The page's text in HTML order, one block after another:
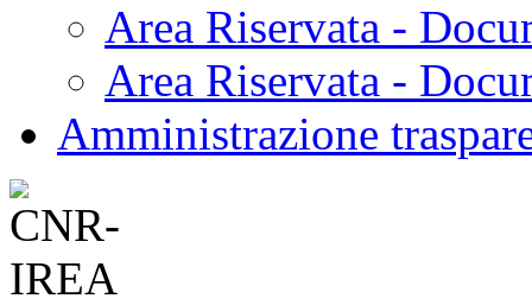
Area Riservata -
Area Riservata -
Amministrazione